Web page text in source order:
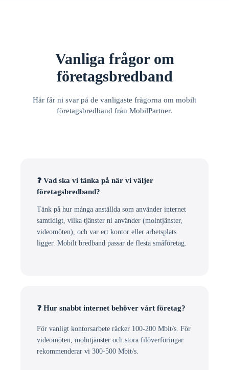
Vanliga frågor om
företagsbredband
Här får ni svar på de vanligaste frågorna om mobilt
företagsbredband från MobilPartner.
❓ Vad ska vi tänka på när vi väljer
företagsbredband?
Tänk på hur många anställda som använder internet
samtidigt, vilka tjänster ni använder (molntjänster,
videomöten), och var ert kontor eller arbetsplats
ligger. Mobilt bredband passar de flesta småföretag.
❓ Hur snabbt internet behöver vårt företag?
För vanligt kontorsarbete räcker 100-200 Mbit/s. För
videomöten, molntjänster och stora filöverföringar
rekommenderar vi 300-500 Mbit/s.